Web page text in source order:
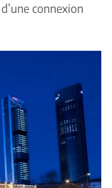
connexion